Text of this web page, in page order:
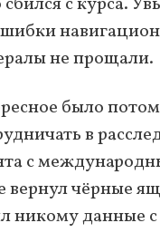
не прощали.
было
в
с
вернул чёрные
никому данные